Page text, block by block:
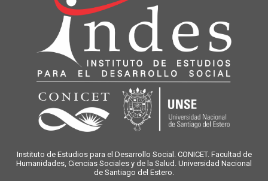
Instituto de Estudios para el Desarrollo Social. CONICET. Facultad de
Humanidades, Ciencias Sociales y de la Salud. Universidad Nacional
de Santiago del Estero.